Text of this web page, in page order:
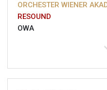
ORCHESTER WIENER
RESOUND
OWA